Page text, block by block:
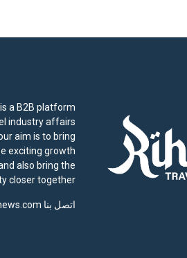
a B2B platform
industry affairs
aim is to bring
exciting growth
also bring the
closer together.
اتصل بنا